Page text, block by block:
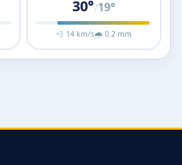
30°/19°
💨 14 km/s🌧 0.2 mm